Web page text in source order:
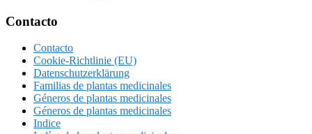
Footer
Contacto
Contacto
Cookie-Richtlinie (EU)
Datenschutzerklärung
Familias de plantas medicinales
Géneros de plantas medicinales
Géneros de plantas medicinales
Indice